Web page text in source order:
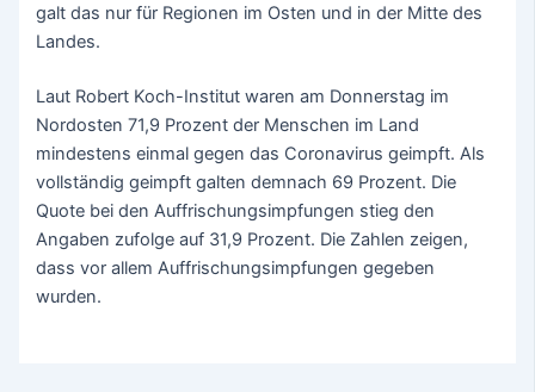
galt das nur für Regionen im Osten und in der Mitte des
Landes.
Laut Robert Koch-Institut waren am Donnerstag im
Nordosten 71,9 Prozent der Menschen im Land
mindestens einmal gegen das Coronavirus geimpft. Als
vollständig geimpft galten demnach 69 Prozent. Die
Quote bei den Auffrischungsimpfungen stieg den
Angaben zufolge auf 31,9 Prozent. Die Zahlen zeigen,
dass vor allem Auffrischungsimpfungen gegeben
wurden.